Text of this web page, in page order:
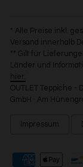
* Alle Preise inkl.
Versand innerhalb
** Gilt für
Länder und
hier.
OUTLET Teppiche -
GmbH · Am
Impressum